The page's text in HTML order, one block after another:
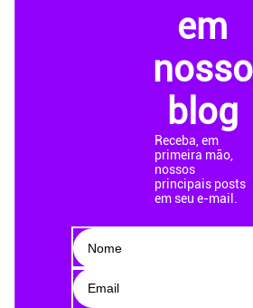
em
nosso
blog
Receba, em
primeira mão,
nossos
principais posts
em seu e-mail.